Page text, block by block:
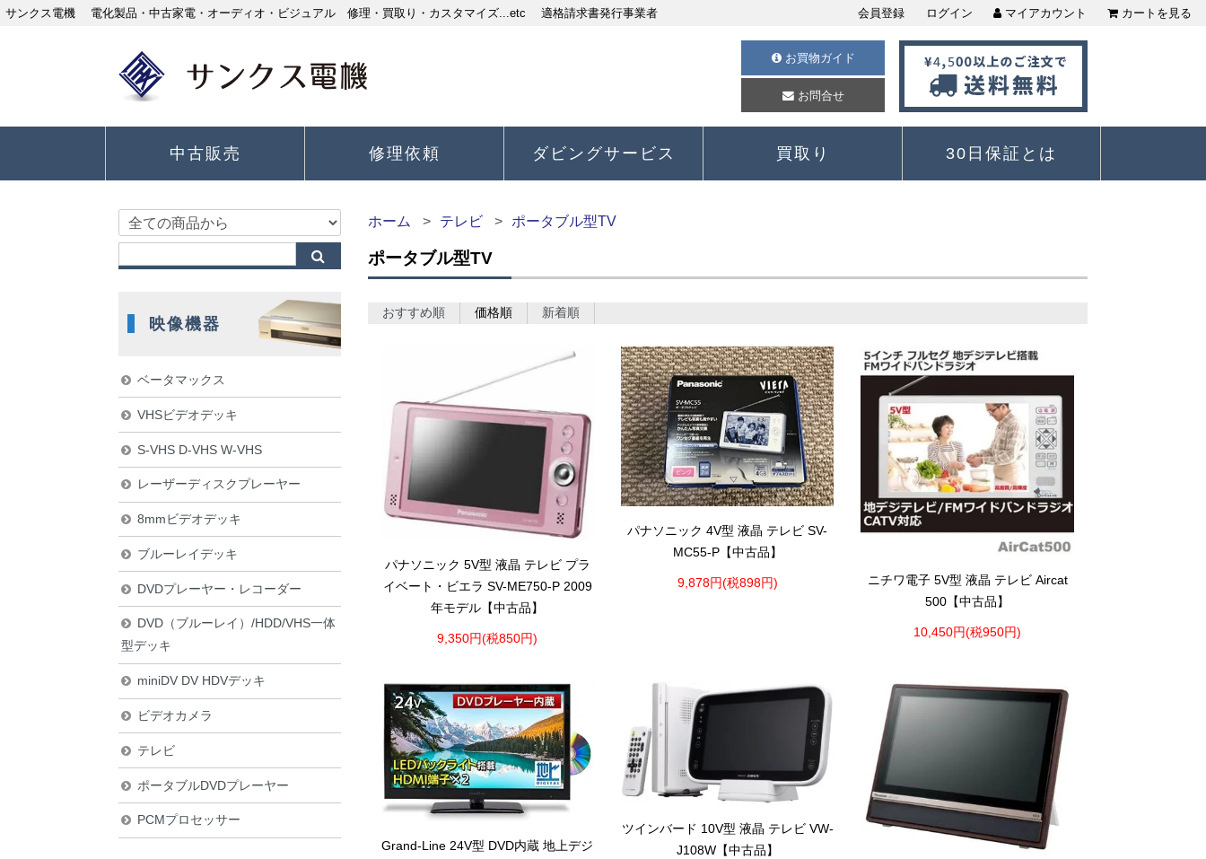
サンクス電機 電化製品・中古家電・オーディオ・ビジュアル 修理・買取り・カスタマイズ...etc 適格請求書発行事業者 会員登録 ログイン マイアカウント カートを見る
お買物ガイド
お問合せ
中古販売 修理依頼 ダビングサービス 買取り 30日保証とは
ホーム テレビ ポータブル型TV
ポータブル型TV
おすすめ順 価格順 新着順
パナソニック 5V型 液晶 テレビ プラ
イベート・ビエラ SV-ME750-P 2009
年モデル【中古品】
9,350円(税850円)
パナソニック 4V型 液晶 テレビ SV-
MC55-P【中古品】
9,878円(税898円)
ニチワ電子 5V型 液晶 テレビ Aircat
500【中古品】
10,450円(税950円)
Grand-Line 24V型 DVD内蔵 地上デジ
ツインバード 10V型 液晶 テレビ VW-
J108W【中古品】
映像機器
ベータマックス
VHSビデオデッキ
S-VHS D-VHS W-VHS
レーザーディスクプレーヤー
8mmビデオデッキ
ブルーレイデッキ
DVDプレーヤー・レコーダー
DVD（ブルーレイ）/HDD/VHS一体
型デッキ
miniDV DV HDVデッキ
ビデオカメラ
テレビ
ポータブルDVDプレーヤー
PCMプロセッサー